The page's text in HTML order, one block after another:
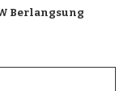
Berlangsung